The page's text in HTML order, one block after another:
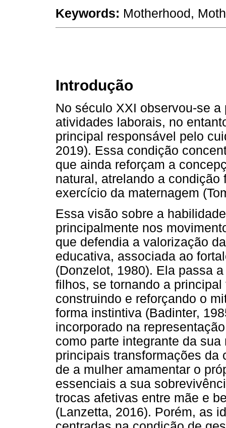
Keywords: Motherhood,
Introdução
No século XXI observou-se
atividades laborais, no
principal responsável pelo
2019). Essa condição
que ainda reforçam a
natural, atrelando a
exercício da maternagem
Essa visão sobre a
principalmente nos
que defendia a valorização
educativa, associada ao
(Donzelot, 1980). Ela passa
filhos, se tornando a
construindo e reforçando o
forma instintiva (Badinter,
incorporado na
como parte integrante da
principais transformações da
de a mulher amamentar o
essenciais a sua
trocas afetivas entre mãe e
(Lanzetta, 2016). Porém, as